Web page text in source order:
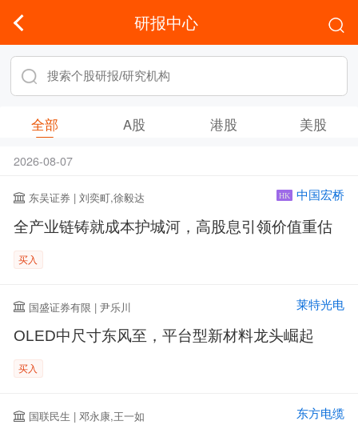
研报中心
全部 A股 港股 美股
2026-08-07
东吴证券 | 刘奕町,徐毅达 HK 中国宏桥
全产业链铸就成本护城河，高股息引领价值重估
买入
国盛证券有限 | 尹乐川 莱特光电
OLED中尺寸东风至，平台型新材料龙头崛起
买入
国联民生 | 邓永康,王一如 东方电缆